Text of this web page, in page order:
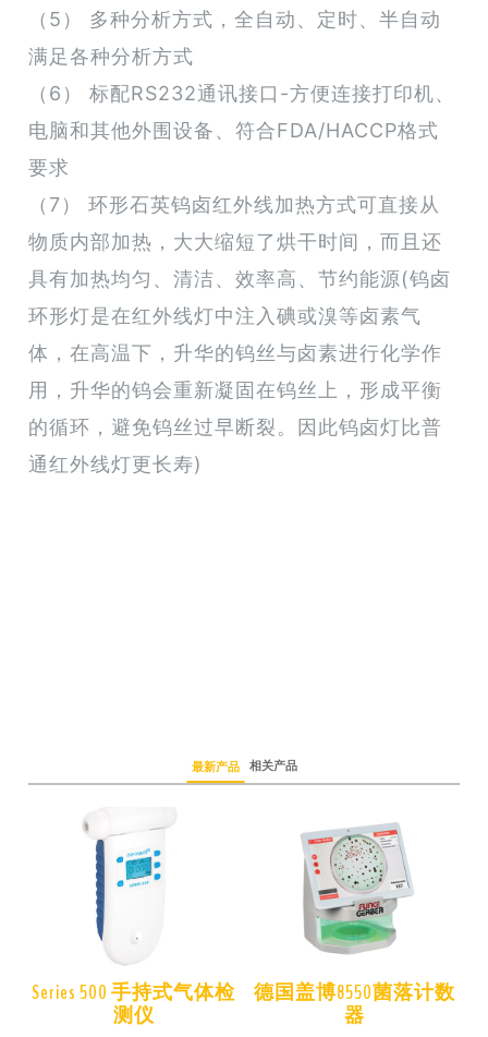
（5） 多种分析方式，全自动、定时、半自动
满足各种分析方式
（6） 标配RS232通讯接口-方便连接打印机、
电脑和其他外围设备、符合FDA/HACCP格式
要求
（7） 环形石英钨卤红外线加热方式可直接从
物质内部加热，大大缩短了烘干时间，而且还
具有加热均匀、清洁、效率高、节约能源(钨卤
环形灯是在红外线灯中注入碘或溴等卤素气
体，在高温下，升华的钨丝与卤素进行化学作
用，升华的钨会重新凝固在钨丝上，形成平衡
的循环，避免钨丝过早断裂。因此钨卤灯比普
通红外线灯更长寿)
最新产品 相关产品
Series 500 手持式气体检
测仪
德国盖博8550菌落计数
器